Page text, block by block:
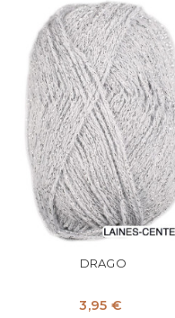
DRAGO
3,95 €